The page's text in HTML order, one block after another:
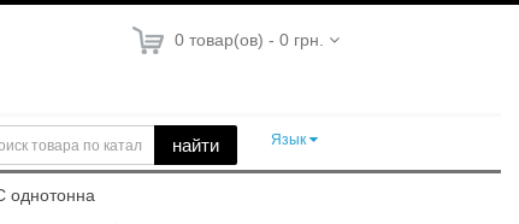
0 товар(ов) - 0 грн.
найти Язык
однотонна